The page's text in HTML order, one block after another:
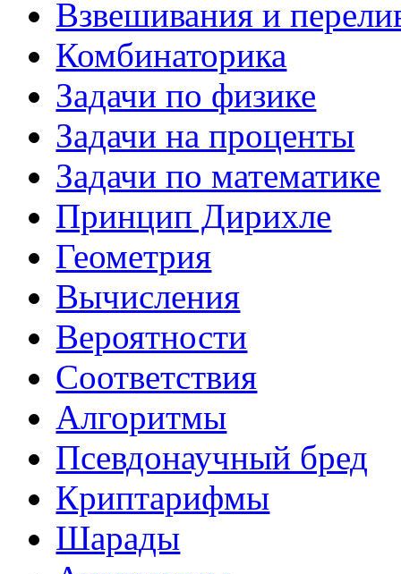
Взвешивания и
Комбинаторика
Задачи по физике
Задачи на проценты
Задачи по математике
Принцип Дирихле
Геометрия
Вычисления
Вероятности
Соответствия
Алгоритмы
Псевдонаучный бред
Криптарифмы
Шарады